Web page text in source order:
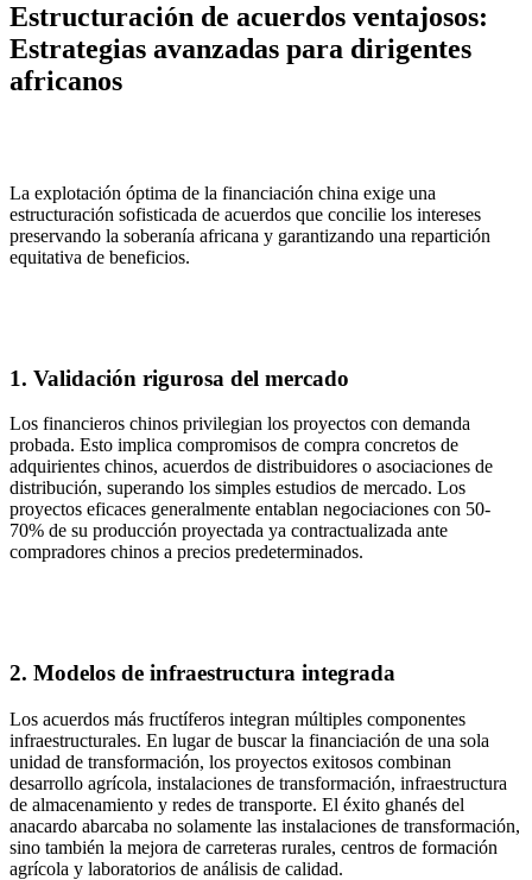
Estructuración de acuerdos ventajosos:
Estrategias avanzadas para dirigentes
africanos
La explotación óptima de la financiación china exige una
estructuración sofisticada de acuerdos que concilie los intereses
preservando la soberanía africana y garantizando una repartición
equitativa de beneficios.
1. Validación rigurosa del mercado
Los financieros chinos privilegian los proyectos con demanda
probada. Esto implica compromisos de compra concretos de
adquirientes chinos, acuerdos de distribuidores o asociaciones de
distribución, superando los simples estudios de mercado. Los
proyectos eficaces generalmente entablan negociaciones con 50-
70% de su producción proyectada ya contractualizada ante
compradores chinos a precios predeterminados.
2. Modelos de infraestructura integrada
Los acuerdos más fructíferos integran múltiples componentes
infraestructurales. En lugar de buscar la financiación de una sola
unidad de transformación, los proyectos exitosos combinan
desarrollo agrícola, instalaciones de transformación, infraestructura
de almacenamiento y redes de transporte. El éxito ghanés del
anacardo abarcaba no solamente las instalaciones de transformación,
sino también la mejora de carreteras rurales, centros de formación
agrícola y laboratorios de análisis de calidad.